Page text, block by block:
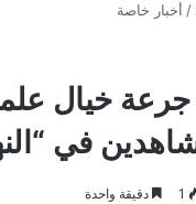
/ أخبار خاصة
جرعة خيال
في
1 دقيقة واحدة